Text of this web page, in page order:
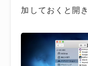
加しておくと開